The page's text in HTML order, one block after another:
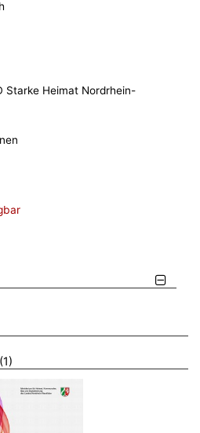
Starke Heimat Nordrhein-
ODER ZULETZT ANGESEHENE
1 BROSCHÜREN